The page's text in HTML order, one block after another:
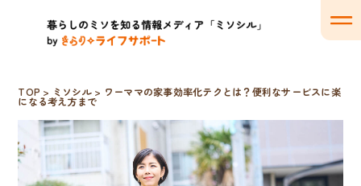
TOP > ミソシル > ワーママの家事効率化テクとは？便利なサービスに楽
になる考え方まで